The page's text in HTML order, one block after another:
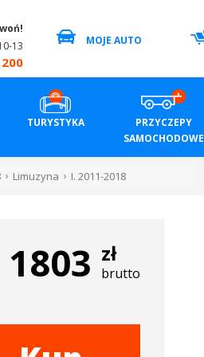
13
MOJE AUTO
TURYSTYKA
PRZYCZEPY
SAMOCHODOWE
Limuzyna I. 2011-2018
1803 zł
brutto